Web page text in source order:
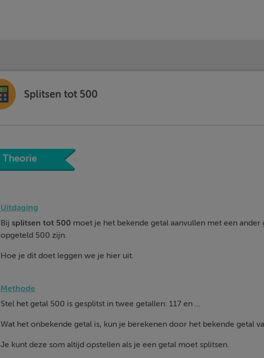
Splitsen tot 500
Theorie
Uitdaging
Bij splitsen tot 500 moet je het bekende getal aanvullen met een
opgeteld 500 zijn.
Hoe je dit doet leggen we je hier uit.
Methode
Stel het getal 500 is gesplitst in twee getallen: 117 en ...
Wat het onbekende getal is, kun je berekenen door het bekende getal
Je kunt deze som altijd opstellen als je een getal moet splitsen.